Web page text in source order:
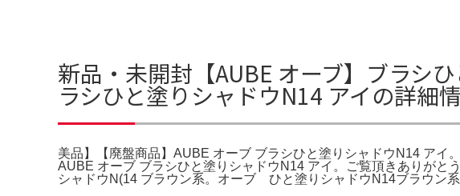
新品・未開封【AUBE オーブ】ブラシ
ラシひと塗りシャドウN14 アイの詳細
美品】【廃盤商品】AUBE オーブ ブラシひと塗りシャドウN14 アイ
AUBE オーブ ブラシひと塗りシャドウN14 アイ。ご覧頂きありがと
シャドウN(14 ブラウン系。オーブ ひと塗りシャドウN14ブラウン系